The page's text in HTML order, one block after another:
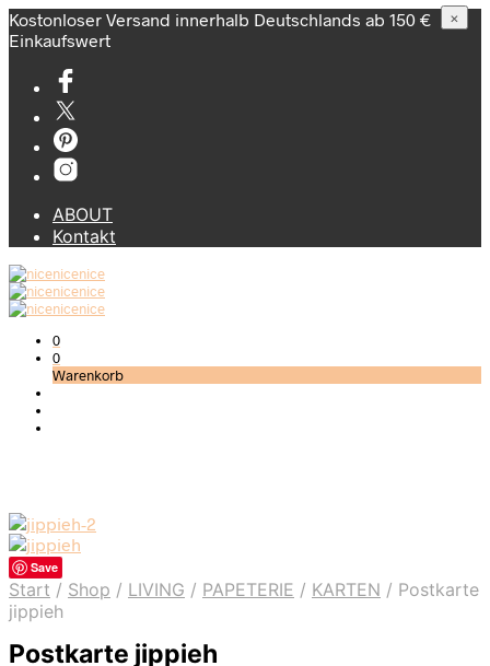
Kostonloser Versand innerhalb Deutschlands ab 150 €
Einkaufswert
ABOUT
Kontakt
0
0
Warenkorb
Save
Start / Shop / LIVING / PAPETERIE / KARTEN / Postkarte
jippieh
Postkarte jippieh
×